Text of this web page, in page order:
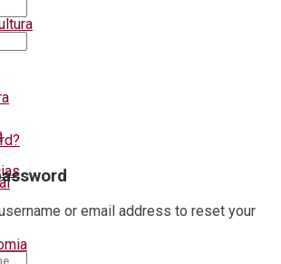
or email address to reset your